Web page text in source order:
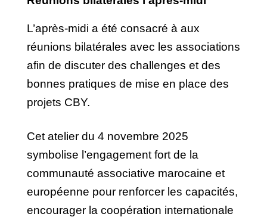
L’après-midi a été consacré à aux
réunions bilatérales avec les associations
afin de discuter des challenges et des
bonnes pratiques de mise en place des
projets CBY.
Cet atelier du 4 novembre 2025
symbolise l’engagement fort de la
communauté associative marocaine et
européenne pour renforcer les capacités,
encourager la coopération internationale